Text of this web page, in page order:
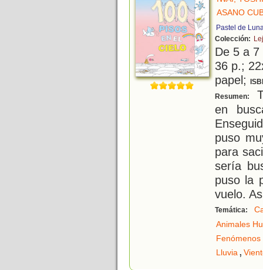
ASANO
Pastel de
Colección:
De 5 a
36 p.;
papel;
Resumen:
en
puso
para
sería
puso la
vuelo.
Temática:
Animales
Lluvia,